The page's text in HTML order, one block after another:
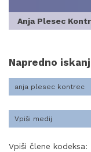
Anja Plesec
Napredno
Vpiši člene kodeksa: